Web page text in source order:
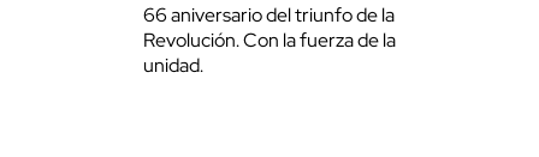
66 aniversario del triunfo de la
Revolución. Con la fuerza de la
unidad.